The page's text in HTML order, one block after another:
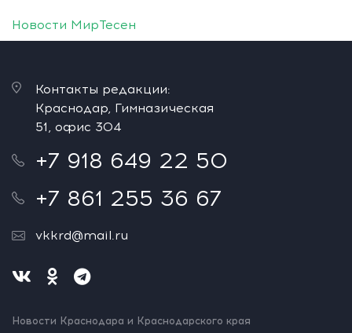
Новости МирТесен
Контакты редакции:
Краснодар, Гимназическая
51, офис 304
+7 918 649 22 50
+7 861 255 36 67
vkkrd@mail.ru
Новости Краснодара и Краснодарского края